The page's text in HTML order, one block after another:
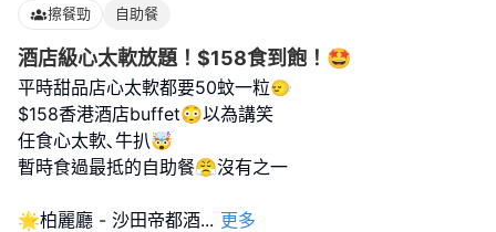
擦餐勁 自助餐
酒店級心太軟放題！$158食到飽！🤩
平時甜品店心太軟都要50蚊一粒🙂‍↔️
$158香港酒店buffet😳以為講笑
任食心太軟､牛扒🤯
暫時食過最抵的自助餐😤沒有之一
🌟柏麗廳 - 沙田帝都酒... 更多